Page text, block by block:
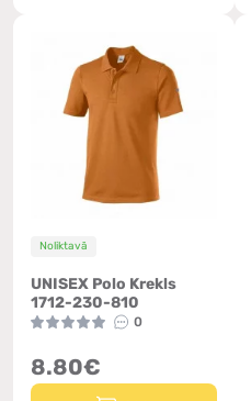
Noliktavā
UNISEX Polo Krekls
1712-230-810
0
8.80€